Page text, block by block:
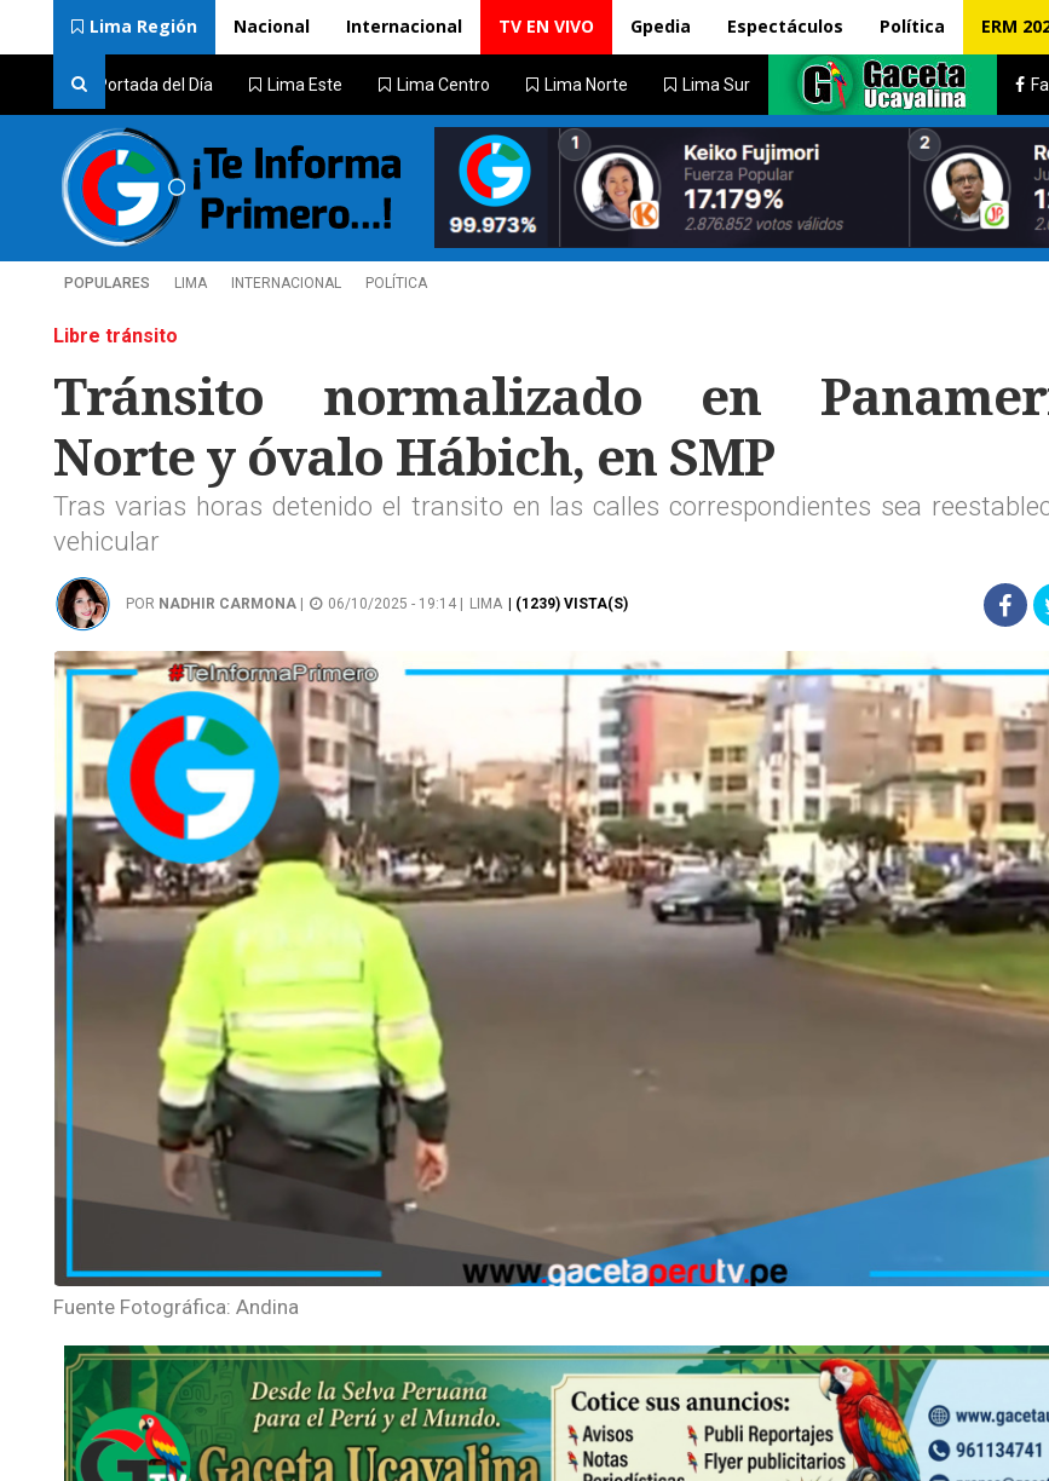
Lima Región Nacional Internacional TV EN VIVO Gpedia Espectáculos Política ERM
Portada del Día Lima Este Lima Centro Lima Norte Lima Sur
POPULARES LIMA INTERNACIONAL POLÍTICA
Libre tránsito
Tránsito normalizado en
Norte y óvalo Hábich, en SMP
Tras varias horas detenido el transito en las calles correspondientes sea
vehicular
POR NADHIR CARMONA 06/10/2025 - 19:14 | LIMA | (1239) VISTA(S)
Fuente Fotográfica: Andina